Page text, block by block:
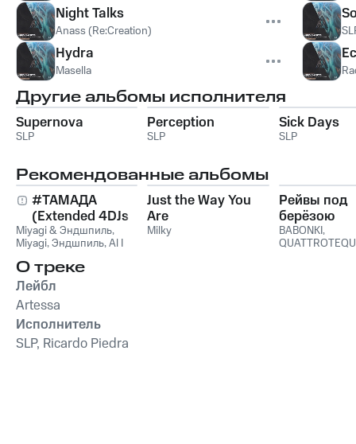
Night Talks
Anass (Re:Creation)
Hydra
Masella
Другие альбомы исполнителя
Supernova
SLP
Perception
SLP
Sick Days
SLP
Рекомендованные альбомы
#ТАМАДА
(Extended 4DJs
Pack)
Miyagi & Эндшпиль,
Miyagi,Эндшпиль,Al I
Just the Way You
Are
Milky
Рейвы под
берёзою
BABONKI,
О треке
Лейбл
Artessa
Исполнитель
SLP, Ricardo Piedra